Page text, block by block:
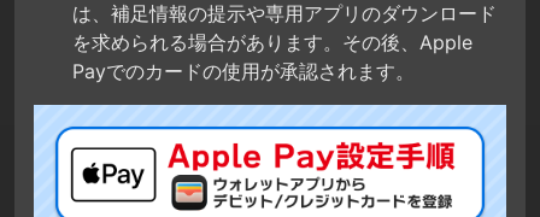
は、補足情報の提示や専用アプリのダウンロード
を求められる場合があります。その後、Apple
Payでのカードの使用が承認されます。